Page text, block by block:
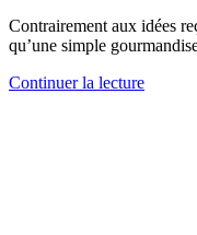
Contrairement aux idées
qu’une simple
Continuer la lecture